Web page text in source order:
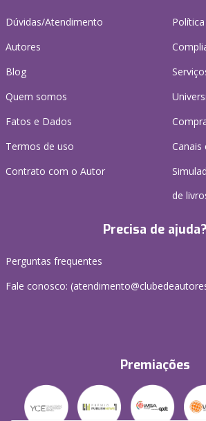
Dúvidas/Atendimento
Autores
Blog
Quem somos
Fatos e Dados
Termos de uso
Contrato com o Autor
Canais
de
Precisa de ajuda?
Perguntas frequentes
Fale conosco: (
Premiações